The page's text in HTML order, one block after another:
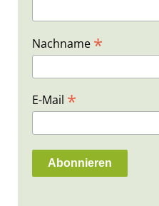
Nachname *
E-Mail *